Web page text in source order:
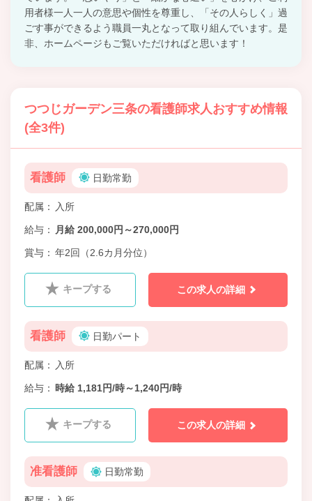
用者様一人一人の意思や個性を尊重し、「その人らしく」過
ごす事ができるよう職員一丸となって取り組んでいます。是
非、ホームページもご覧いただければと思います！
つつじガーデン三条の看護師求人おすすめ情報
(全3件)
看護師 日勤常勤
配属 入所
給与 月給 200,000円～270,000円
賞与 年2回（2.6カ月分位）
キープする この求人の詳細
看護師 日勤パート
配属 入所
給与 時給 1,181円/時～1,240円/時
キープする この求人の詳細
准看護師 日勤常勤